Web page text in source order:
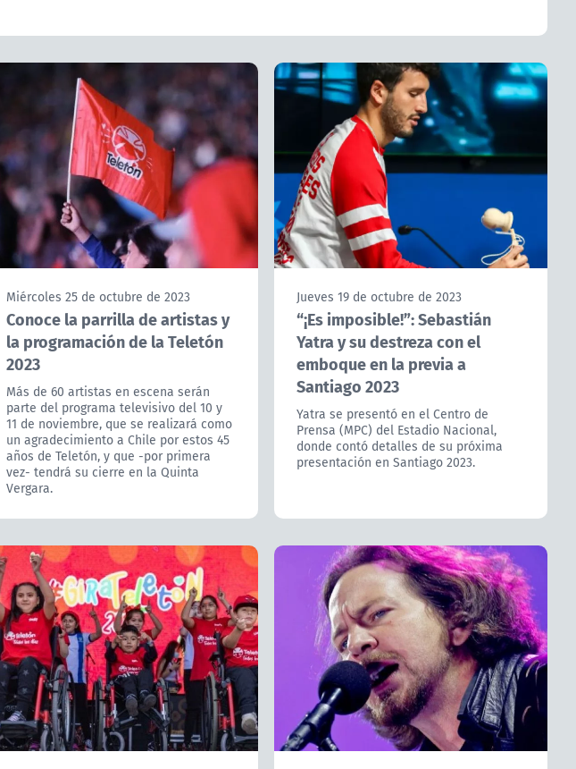
Miércoles 25 de octubre de 2023
Conoce la parrilla de artistas y
la programación de la Teletón
2023
Más de 60 artistas en escena serán
parte del programa televisivo del 10 y
11 de noviembre, que se realizará como
un agradecimiento a Chile por estos 45
años de Teletón, y que -por primera
vez- tendrá su cierre en la Quinta
Vergara.
Jueves 19 de octubre de 2023
“¡Es imposible!”: Sebastián
Yatra y su destreza con el
emboque en la previa a
Santiago 2023
Yatra se presentó en el Centro de
Prensa (MPC) del Estadio Nacional,
donde contó detalles de su próxima
presentación en Santiago 2023.